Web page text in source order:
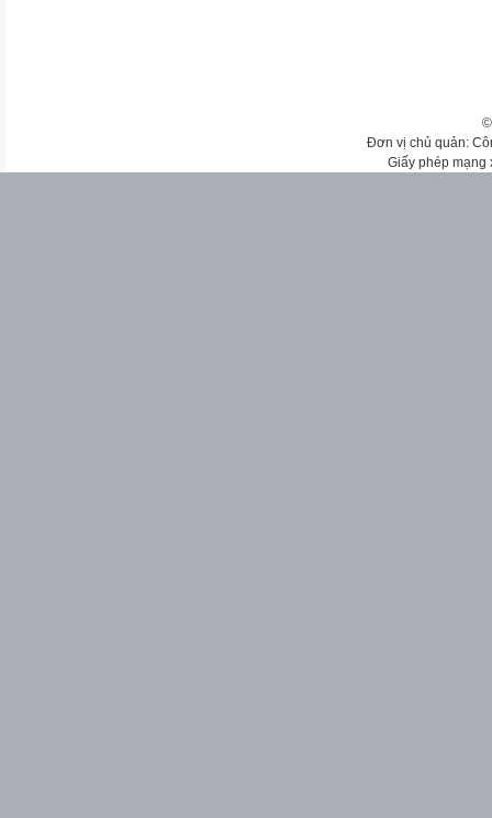
Đơn vị chủ quản:
Giấy phép mạng